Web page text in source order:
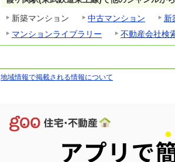
新築マンション
中古マンション 新
マンションライブラリー
不動産会社検
地域情報で掲載される情報について